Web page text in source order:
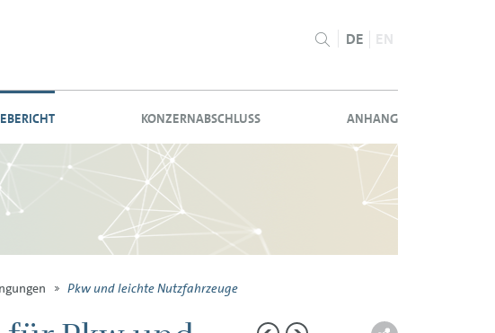
DE EN
KONZERNABSCHLUSS ANHANG
Pkw und leichte Nutzfahrzeuge